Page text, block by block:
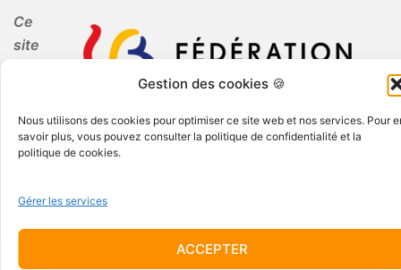
Gestion des cookies 🍪
Nous utilisons des cookies pour optimiser ce site web et nos services. Pour
savoir plus, vous pouvez consulter la politique de confidentialité et la
politique de cookies.
Gérer les services
ACCEPTER
Ce
site
l'Education Permanente.